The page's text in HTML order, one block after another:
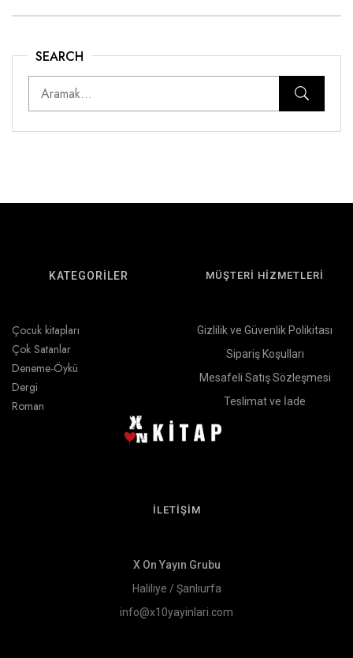
SEARCH
KATEGORİLER
Çocuk kitapları
Çok Satanlar
Deneme-Öykü
Dergi
Roman
MÜŞTERİ HİZMETLERİ
Gizlilik ve Güvenlik Polikitası
Sipariş Koşulları
Mesafeli Satış Sözleşmesi
Teslimat ve İade
İLETİŞİM
X On Yayın Grubu
Haliliye / Şanlıurfa
info@x10yayinlari.com